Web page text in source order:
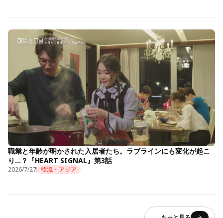
職業と年齢が明かされた入居者たち。ラブラインにも変化が起こ
り…？『HEART SIGNAL』第3話
2026/7/27 韓流・アジア